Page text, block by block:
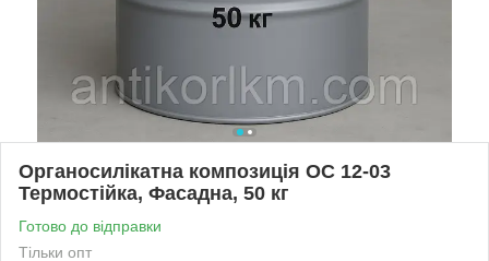
Органосилікатна композиція ОС 12-03
Термостійка, Фасадна, 50 кг
Готово до відправки
Тільки опт